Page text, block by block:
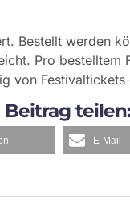
Bestellt werden
Pro bestelltem
von
Beitrag
E-Mail